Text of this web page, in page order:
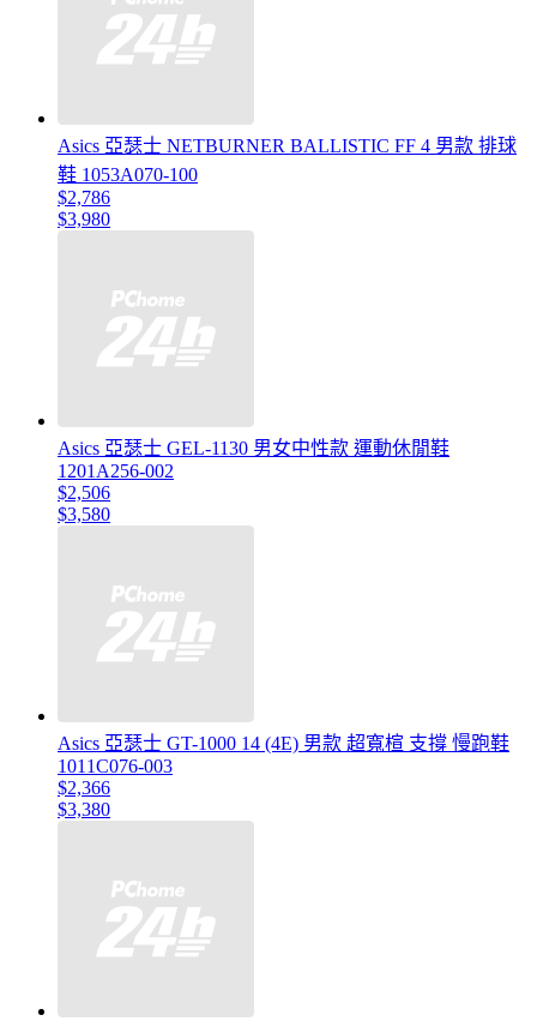
Asics 亞瑟士 NETBURNER BALLISTIC FF 4 男款 排球
鞋 1053A070-100
$2,786
$3,980
Asics 亞瑟士 GEL-1130 男女中性款 運動休閒鞋
1201A256-002
$2,506
$3,580
Asics 亞瑟士 GT-1000 14 (4E) 男款 超寬楦 支撐 慢跑鞋
1011C076-003
$2,366
$3,380